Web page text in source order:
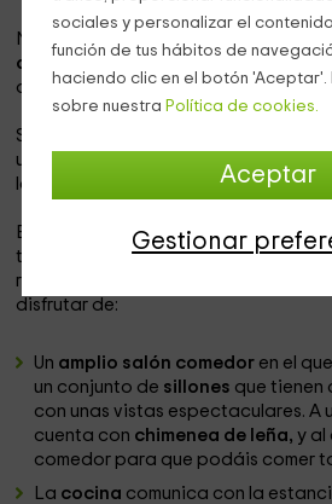
sociales y personalizar el
función de tus hábitos de
haciendo clic en el botón 'Aceptar'.
sobre nuestra Política de cookies.
Aceptar
Gestionar
Nuestro alojamiento se encuentra
de Villarroya de los Pinares
, que
que componen laprovincia de
Se trata de uno de los apartamentos
una
finca en la que vas a poder
la tranquilidad de sus alrededores.
Este alojamiento que te enseñamos
todos y más grande,con 120 metros
reparten en un
disfrutar de:
Un amplio salón comedor en el
un conjunto de sillones que tienen
con unas vistas espectaculares. A
cuenta con chimenea de leña,y al
comedor para que podáis comer
La cocina comunica con la